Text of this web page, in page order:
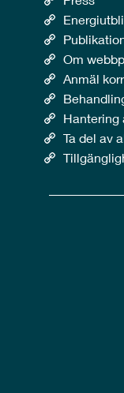
Om
Anmäl
Hantering
Ta del av